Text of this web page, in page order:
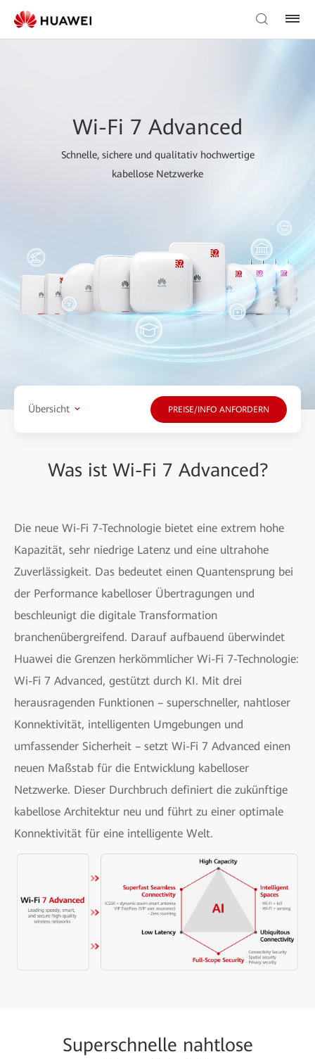
Wi-Fi 7 Advanced
Schnelle, sichere und qualitativ hochwertige
kabellose Netzwerke
Übersicht PREISE/INFO ANFORDERN
Was ist Wi-Fi 7 Advanced?
Die neue Wi-Fi 7-Technologie bietet eine extrem hohe
Kapazität, sehr niedrige Latenz und eine ultrahohe
Zuverlässigkeit. Das bedeutet einen Quantensprung bei
der Performance kabelloser Übertragungen und
beschleunigt die digitale Transformation
branchenübergreifend. Darauf aufbauend überwindet
Huawei die Grenzen herkömmlicher Wi-Fi 7-Technologie:
Wi-Fi 7 Advanced, gestützt durch KI. Mit drei
herausragenden Funktionen – superschneller, nahtloser
Konnektivität, intelligenten Umgebungen und
umfassender Sicherheit – setzt Wi-Fi 7 Advanced einen
neuen Maßstab für die Entwicklung kabelloser
Netzwerke. Dieser Durchbruch definiert die zukünftige
kabellose Architektur neu und führt zu einer optimale
Konnektivität für eine intelligente Welt.
Superschnelle nahtlose